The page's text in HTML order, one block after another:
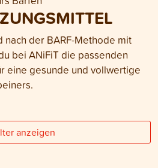
nach der BARF-Methode mit
bei ANiFiT die passenden
eine gesunde und vollwertige
anzeigen